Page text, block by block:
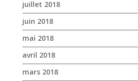
février 2018
janvier 2018
décembre 2017
novembre 2017
octobre 2017